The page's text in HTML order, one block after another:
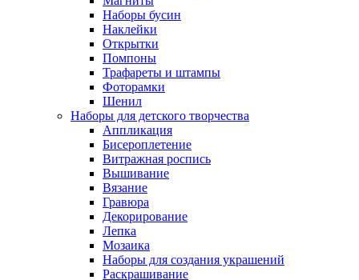
Наборы бусин
Наклейки
Открытки
Помпоны
Трафареты и штампы
Фоторамки
Шенил
Наборы для детского творчества
Аппликация
Бисероплетение
Витражная роспись
Вышивание
Вязание
Гравюра
Декорирование
Лепка
Мозаика
Наборы для создания украшений
Раскрашивание